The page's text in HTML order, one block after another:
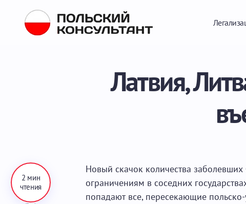
Латвия,
2 мин
чтения
Новый скачок количества
ограничениям в соседних
попадают все, пересекающие